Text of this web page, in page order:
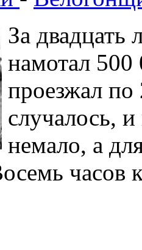
За двадцать
намотал 500
проезжал по
случалось,
немало, а
часов